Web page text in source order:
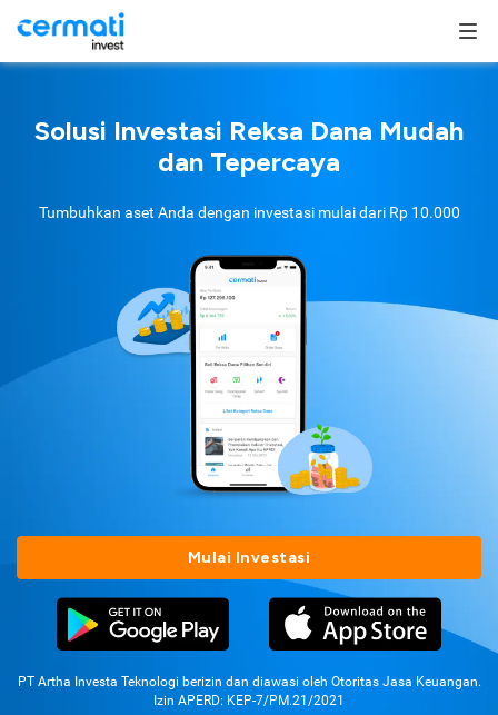
Solusi Investasi Reksa Dana Mudah
dan Tepercaya
Tumbuhkan aset Anda dengan investasi mulai dari Rp 10.000
Mulai Investasi
PT Artha Investa Teknologi berizin dan diawasi oleh Otoritas Jasa Keuangan.
Izin APERD: KEP-7/PM.21/2021